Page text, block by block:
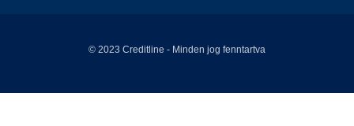
© 2023 Creditline - Minden jog fenntartva